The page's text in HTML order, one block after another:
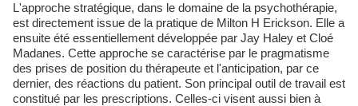
L'approche stratégique, dans le domaine de la psychothérapie,
est directement issue de la pratique de Milton H Erickson. Elle a
ensuite été essentiellement développée par Jay Haley et Cloé
Madanes. Cette approche se caractérise par le pragmatisme
des prises de position du thérapeute et l'anticipation, par ce
dernier, des réactions du patient. Son principal outil de travail est
constitué par les prescriptions. Celles-ci visent aussi bien à